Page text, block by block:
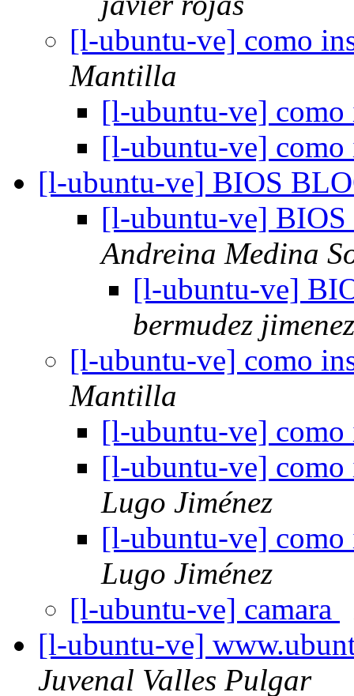
[l-ubuntu-ve] como
Mantilla
[l-ubuntu-ve]
[l-ubuntu-ve]
[l-ubuntu-ve] BIOS
[l-ubuntu-ve]
Andreina Medina
[l-ubuntu-ve]
bermudez jimenez
[l-ubuntu-ve] como
Mantilla
[l-ubuntu-ve]
[l-ubuntu-ve]
Lugo Jiménez
[l-ubuntu-ve]
Lugo Jiménez
[l-ubuntu-ve] camara
[l-ubuntu-ve]
Juvenal Valles Pulgar